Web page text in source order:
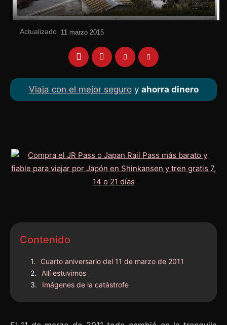
Actualizado 11 marzo 2015
Viaja con el mejor seguroy ahorra dinero
Contenido
Cuarto aniversario del 11 de marzo de 2011
Allí estuvimos
Imágenes de la catástrofe